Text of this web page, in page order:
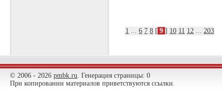
1 ... 6 7 8 [ 9 ] 10 11 12 ... 203
© 2006 - 2026 pmbk.ru. Генерация страницы: 0
При копировании материалов приветствуются ссылки.